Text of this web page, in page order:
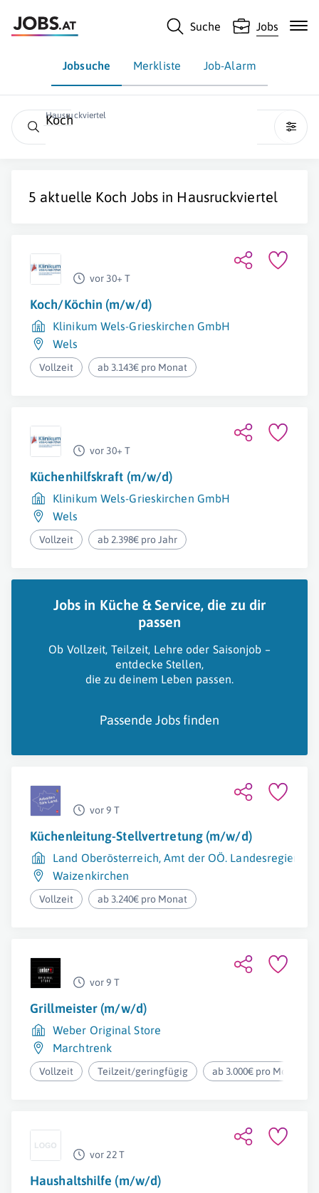
Suche Jobs
Jobsuche Merkliste Job-Alarm
Hausruckviertel
Koch
5 aktuelle Koch Jobs in Hausruckviertel
vor 30+ T
Koch/Köchin (m/w/d)
Klinikum Wels-Grieskirchen GmbH
Wels
Vollzeit ab 3.143€ pro Monat
vor 30+ T
Küchenhilfskraft (m/w/d)
Klinikum Wels-Grieskirchen GmbH
Wels
Vollzeit ab 2.398€ pro Jahr
Jobs in Küche & Service, die zu dir
passen
Ob Vollzeit, Teilzeit, Lehre oder Saisonjob –
entdecke Stellen,
die zu deinem Leben passen.
Passende Jobs finden
vor 9 T
Küchenleitung-Stellvertretung (m/w/d)
Land Oberösterreich, Amt der OÖ. Landesregierung
Waizenkirchen
Vollzeit ab 3.240€ pro Monat
vor 9 T
Grillmeister (m/w/d)
Weber Original Store
Marchtrenk
Vollzeit Teilzeit/geringfügig ab 3.000€ pro Monat
vor 22 T
Haushaltshilfe (m/w/d)